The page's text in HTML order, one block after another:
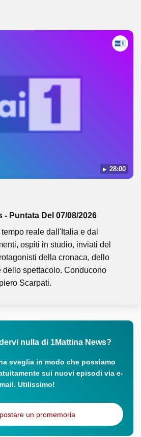
28:00
- Puntata Del 07/08/2026
reale dall'Italia e dal
ospiti in studio, inviati del
della cronaca, dello
dello spettacolo. Conducono
Scarpati.
nulla di 1Mattina News?
sveglia in modo che possiamo
sui nuovi episodi via e-
mail. Utilissimo!
un promemoria